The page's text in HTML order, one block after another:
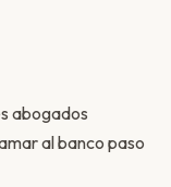
abogados
al banco paso